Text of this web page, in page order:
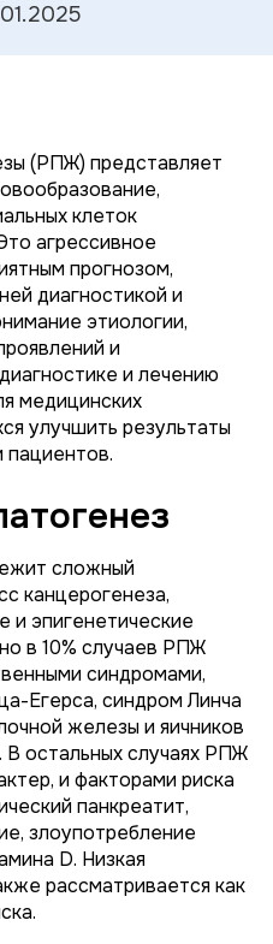
(РПЖ) представляет
клеток
агрессивное
прогнозом,
диагностикой и
этиологии,
и
и лечению
медицинских
улучшить результаты
пациентов.
сложный
канцерогенеза,
и эпигенетические
в 10% случаев РПЖ
синдромами,
Егерса, синдром Линча
железы и яичников
В остальных случаях РПЖ
и факторами риска
панкреатит,
злоупотребление
D. Низкая
рассматривается как